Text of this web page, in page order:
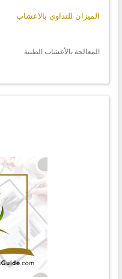
الميزان للتداوي بالاعشاب
المعالجة بالأعشاب الطبية